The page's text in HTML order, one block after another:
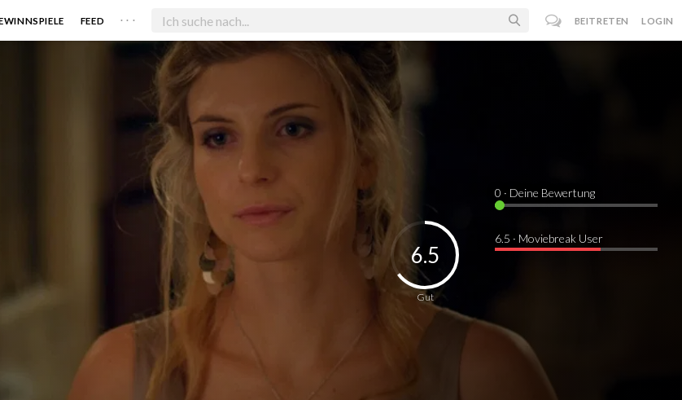
FEED . . . BEITRETEN LOGIN
Gut
6.5
0 · Deine Bewertung
6.5 · Moviebreak User